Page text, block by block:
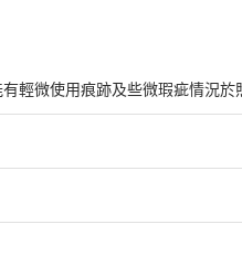
輕微使用痕跡及些微瑕疵情況於